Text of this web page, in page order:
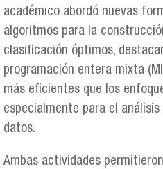
académico abordó nuevas
algoritmos para la
clasificación óptimos,
programación entera mixta
más eficientes que los
especialmente para el
datos.
Ambas actividades